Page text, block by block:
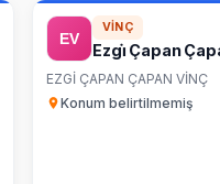
VINÇ
Ezgi̇ Çapan
EZGİ ÇAPAN ÇAPAN VİNÇ
Konum belirtilmemiş